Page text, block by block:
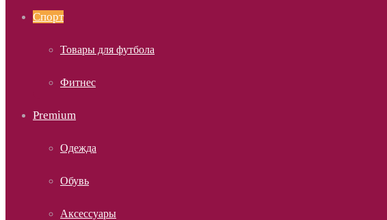
Спорт
Товары для футбола
Фитнес
Premium
Одежда
Обувь
Аксессуары